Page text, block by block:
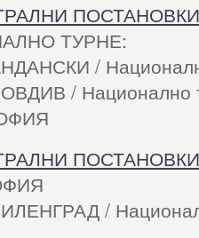
ПОСТАНОВКИ
ТУРНЕ:
/
/ Национално
ПОСТАНОВКИ
/